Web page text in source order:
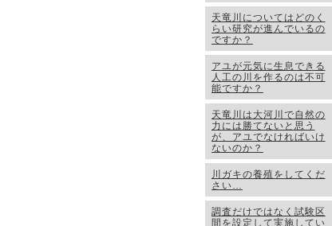
天竜川についてはどのく
らい研究が進んでいるの
ですか？
アユが元気に生息できる
人工の川を作るのは不可
能ですか？
天竜川は大河川で自然の
力には勝てないと思う
が、アユでなければいけ
ないのか？
川ガキの養殖をしてくだ
さい…
調査だけではなく試験区
間を設定して実施してい